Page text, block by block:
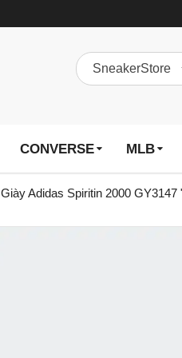
CONVERSE MLB
Giày Adidas Spiritin 2000 GY3147